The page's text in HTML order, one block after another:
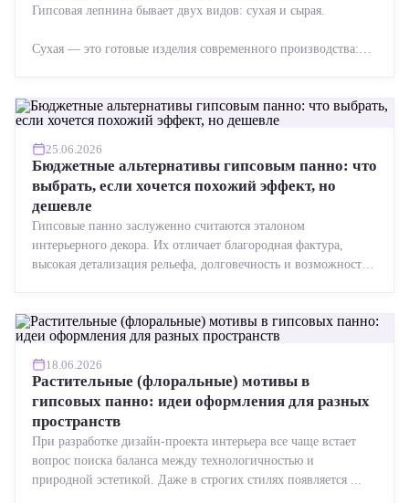
Гипсовая лепнина бывает двух видов: сухая и сырая.
Сухая — это готовые изделия современного производства:
25.06.2026
Бюджетные альтернативы гипсовым панно: что
выбрать, если хочется похожий эффект, но
дешевле
Гипсовые панно заслуженно считаются эталоном
интерьерного декора. Их отличает благородная фактура,
высокая детализация рельефа, долговечность и возможность
18.06.2026
Растительные (флоральные) мотивы в
гипсовых панно: идеи оформления для разных
пространств
При разработке дизайн-проекта интерьера все чаще встает
вопрос поиска баланса между технологичностью и
природной эстетикой. Даже в строгих стилях появляется ...